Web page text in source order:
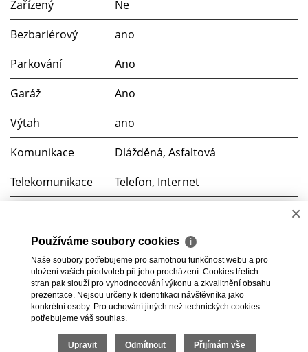
Zařízený
Ne
Bezbariérový
ano
Parkování
Ano
Garáž
Ano
Výtah
ano
Komunikace
Dlážděná, Asfaltová
Telekomunikace
Telefon, Internet
Voda
Místní zdroj
Elektřina
230V, 400V
Odpad
Veřejná kanalizace
2026 © BC Commerce s.r.o., všechna práva vyhrazena |
Povinně zveřejňované informace
×
Používáme soubory cookies ℹ
Naše soubory potřebujeme pro samotnou funkčnost webu a pro
uložení vašich předvoleb při jeho procházení. Cookies třetích
stran pak slouží pro vyhodnocování výkonu a zkvalitnění obsahu
prezentace. Nejsou určeny k identifikaci návštěvníka jako
konkrétní osoby. Pro uchování jiných než technických cookies
potřebujeme váš souhlas.
Upravit Odmítnout Přijímám vše